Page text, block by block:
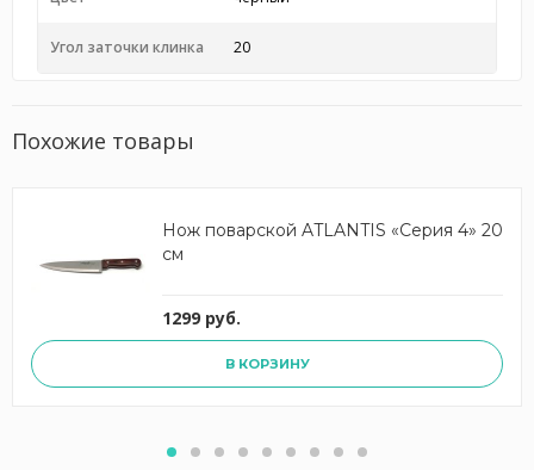
Угол заточки клинка 20
Похожие товары
Нож поварской ATLANTIS «Серия 4» 20
см
1299 руб.
В КОРЗИНУ